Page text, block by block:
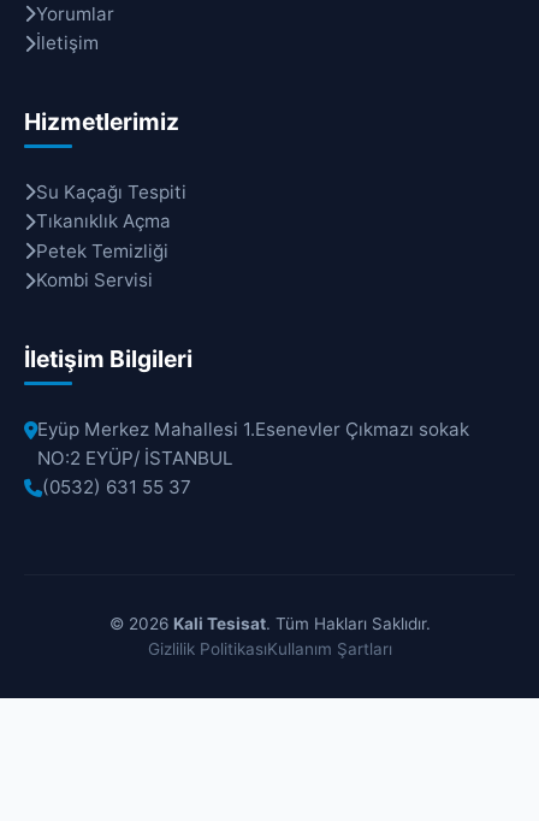
Yorumlar
İletişim
Hizmetlerimiz
Su Kaçağı Tespiti
Tıkanıklık Açma
Petek Temizliği
Kombi Servisi
İletişim Bilgileri
Eyüp Merkez Mahallesi 1.Esenevler Çıkmazı sokak
NO:2 EYÜP/ İSTANBUL
(0532) 631 55 37
© 2026 Kali Tesisat. Tüm Hakları Saklıdır.
Gizlilik PolitikasıKullanım Şartları